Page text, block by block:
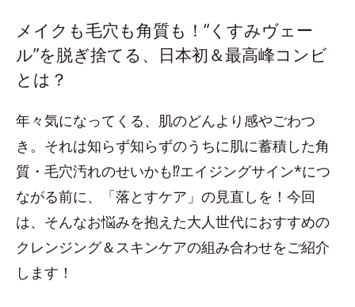
メイクも毛穴も角質も！“くすみヴェー
ル”を脱ぎ捨てる、日本初＆最高峰コンビ
とは？
年々気になってくる、肌のどんより感やごわつ
き。それは知らず知らずのうちに肌に蓄積した角
質・毛穴汚れのせいかも⁉エイジングサイン*につ
ながる前に、「落とすケア」の見直しを！今回
は、そんなお悩みを抱えた大人世代におすすめの
クレンジング＆スキンケアの組み合わせをご紹介
します！